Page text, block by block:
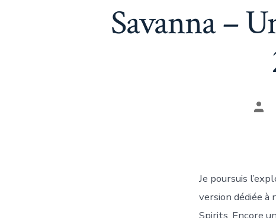
Savanna –
Je poursuis
version dédiée à
Spirits. Encore